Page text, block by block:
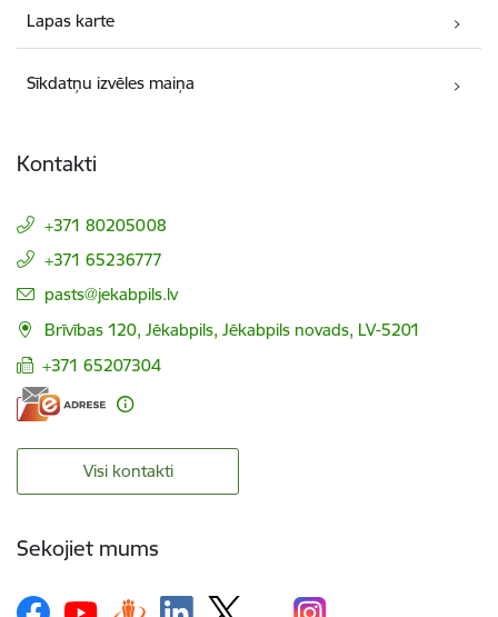
Lapas karte
Sīkdatņu izvēles maiņa
Kontakti
+371 80205008
+371 65236777
E-pasts:
pasts@jekabpils.lv
Brīvības 120, Jēkabpils, Jēkabpils novads, LV-5201
+371 65207304
Visi kontakti
Sekojiet mums